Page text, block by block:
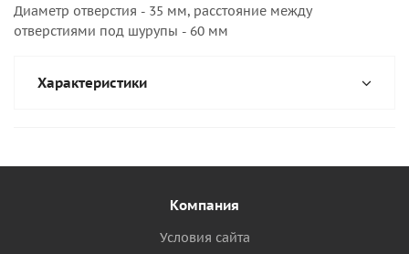
Диаметр отверстия - 35 мм, расстояние между
отверстиями под шурупы - 60 мм
Характеристики
Компания
Условия сайта